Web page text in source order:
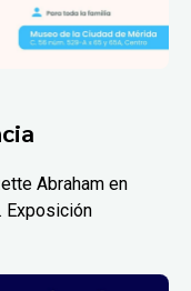
Abraham en
Exposición